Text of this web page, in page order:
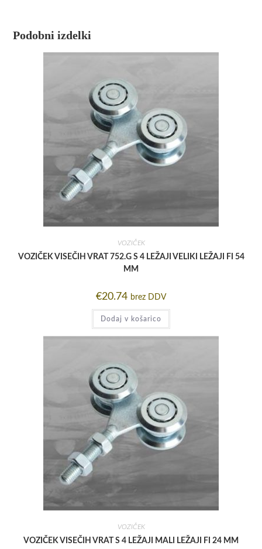
Podobni izdelki
VOZIČEK
VOZIČEK VISEČIH VRAT 752.G S 4 LEŽAJI VELIKI LEŽAJI FI 54
MM
€20.74 brez DDV
Dodaj v košarico
VOZIČEK
VOZIČEK VISEČIH VRAT S 4 LEŽAJI MALI LEŽAJI FI 24 MM